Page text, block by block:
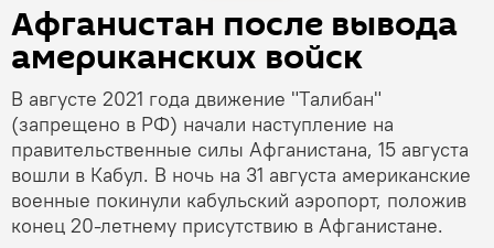
Афганистан после вывода
американских войск
В августе 2021 года движение "Tалибaн"
(запрещено в РФ) начали наступление на
правительственные силы Афганистана, 15 августа
вошли в Кабул. В ночь на 31 августа американские
военные покинули кабульский аэропорт, положив
конец 20-летнему присутствию в Афганистане.